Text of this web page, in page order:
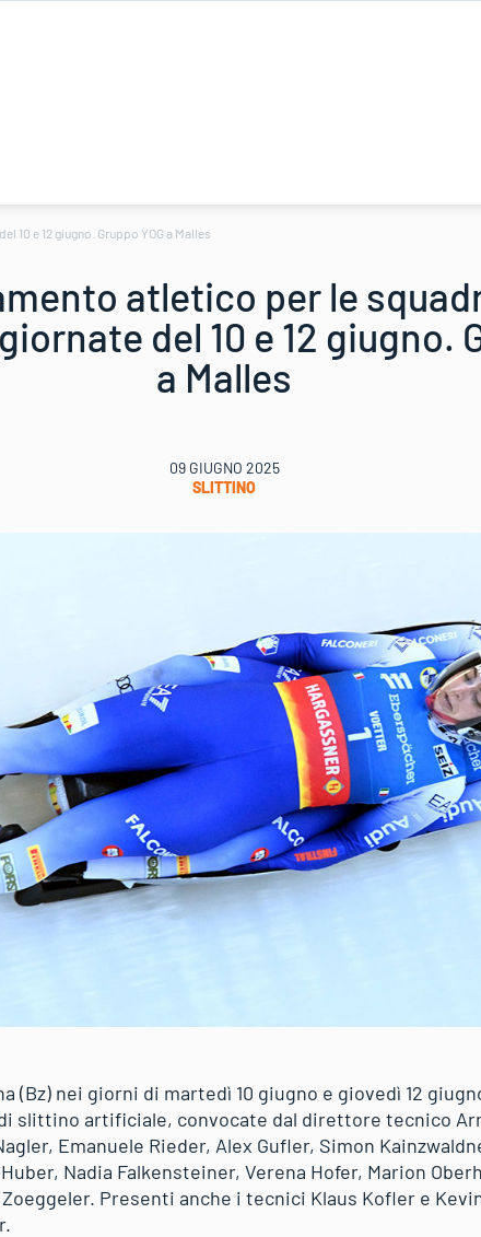
10 e 12 giugno. Gruppo YOG a Malles
atletico per le
del 10 e 12 giugno.
a Malles
09 GIUGNO 2025
SLITTINO
(Bz) nei giorni di martedì 10 giugno e giovedì 12
slittino artificiale, convocate dal direttore tecnico
Emanuele Rieder, Alex Gufler, Simon
Nadia Falkensteiner, Verena Hofer, Marion
Presenti anche i tecnici Klaus Kofler e